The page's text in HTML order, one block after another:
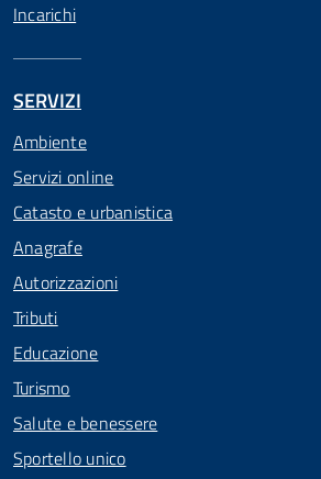
Incarichi
SERVIZI
Ambiente
Servizi online
Catasto e urbanistica
Anagrafe
Autorizzazioni
Tributi
Educazione
Turismo
Salute e benessere
Sportello unico